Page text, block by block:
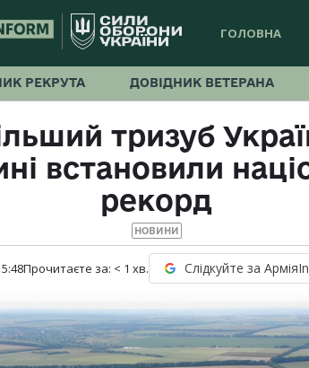
ГОЛОВНА
РЕКРУТА ДОВІДНИК ВЕТЕРАНА
тризуб
встановили
рекорд
НОВИНИ
Прочитаєте за: < 1 хв. Слідкуйте за